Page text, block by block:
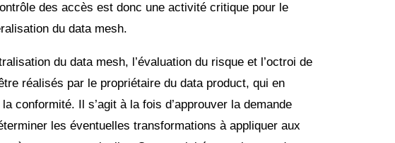
des accès est donc une activité critique pour le
du data mesh.
du data mesh, l’évaluation du risque et l’octroi de
réalisés par le propriétaire du data product, qui en
conformité. Il s’agit à la fois d’approuver la demande
les éventuelles transformations à appliquer aux